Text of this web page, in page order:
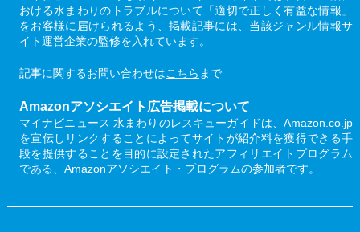
おける水まわりのトラブルについて「適切で正しく有益な情報」
をお客様に届けられるよう、掲載記事には、当該ジャンル情報サ
イト運営企業の監修を入れています。
記事に関するお問い合わせはこちら まで
Amazonアソシエイト広告掲載について
マイナビニュース 水まわりのレスキューガイドは、Amazon.co.jp
を宣伝しリンクすることによってサイトが紹介料を獲得できる手
段を提供することを目的に設定されたアフィリエイトプログラム
である、Amazonアソシエイト・プログラムの参加者です。